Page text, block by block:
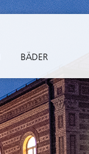
BÄDER